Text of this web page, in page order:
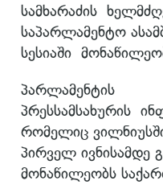
სამხარაძის
საპარლამენტო
სესიაში
პარლამენტის
პრესსამსახურის
რომელიც
პირველ ივნისამდე
მონაწილეობს